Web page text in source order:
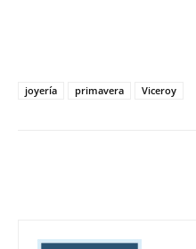
joyería primavera Viceroy